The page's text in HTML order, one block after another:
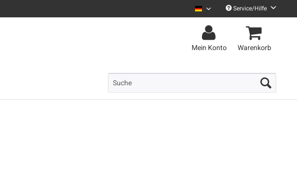
Uncle M DeutschService/Hilfe
Mein Konto Warenkorb